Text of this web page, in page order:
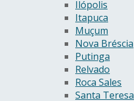
Ilópolis
Itapuca
Muçum
Nova Bréscia
Putinga
Relvado
Roca Sales
Santa Teresa